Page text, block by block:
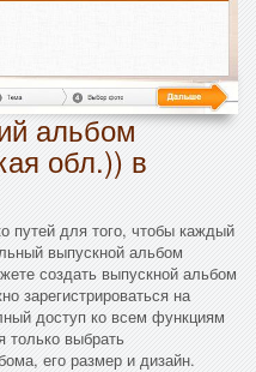
альбом
обл.)) в
путей для того, чтобы каждый
выпускной альбом
создать выпускной альбом
зарегистрироваться на
доступ ко всем функциям
только выбрать
его размер и дизайн.